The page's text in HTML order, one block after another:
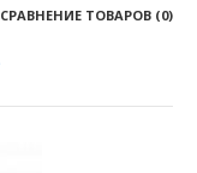
СРАВНЕНИЕ ТОВАРОВ (0)